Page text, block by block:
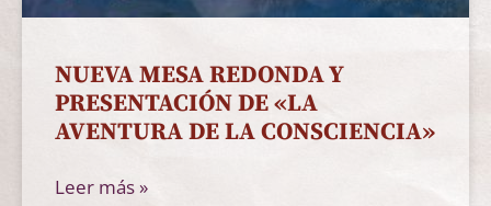
NUEVA MESA REDONDA Y
PRESENTACIÓN DE «LA
AVENTURA DE LA CONSCIENCIA»
Leer más »